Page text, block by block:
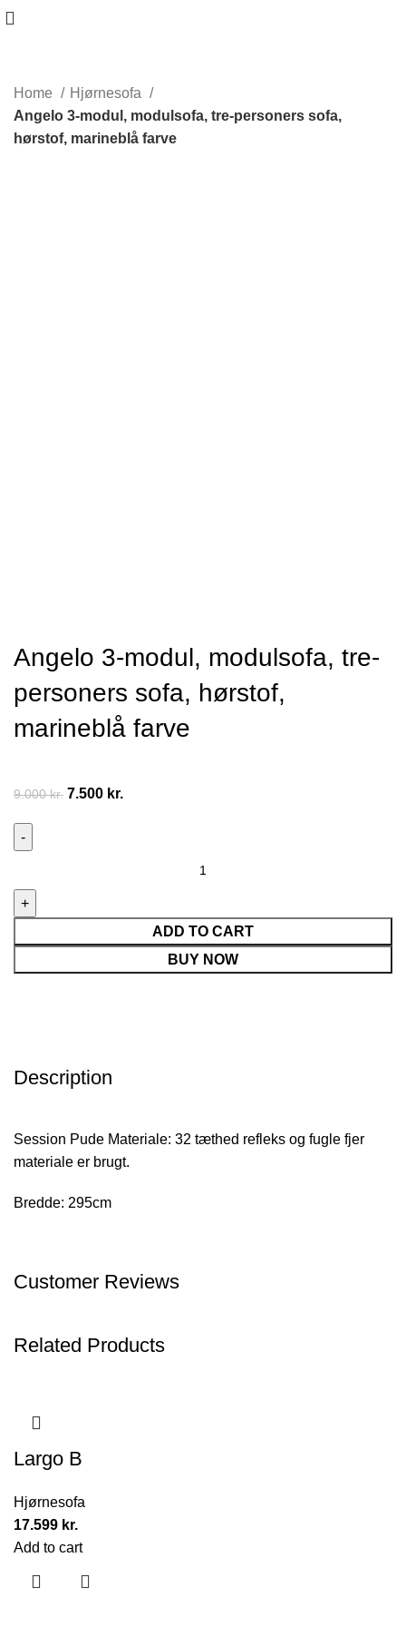
Home
Hjørnesofa
Angelo 3-modul, modulsofa, tre-personers sofa,
hørstof, marineblå farve
Angelo 3-modul, modulsofa, tre-
personers sofa, hørstof,
marineblå farve
9.000kr. 7.500 kr.
ADD TO CART
BUY NOW
Description
Session Pude Materiale: 32 tæthed refleks og fugle fjer
materiale er brugt.
Bredde: 295cm
Customer Reviews
Related Products
Largo B
Hjørnesofa
17.599 kr.
Add to cart